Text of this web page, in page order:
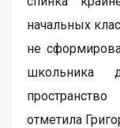
начальных
не
школьника
отметила